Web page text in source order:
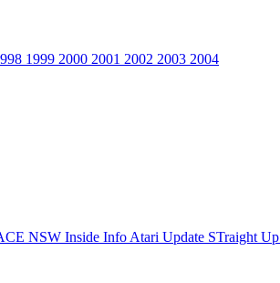
1999 2000 2001 2002 2003 2004
NSW Inside Info Atari Update STraight Up